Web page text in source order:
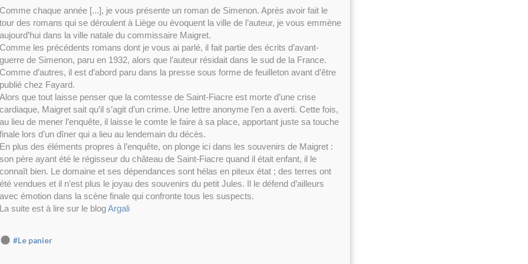
Comme chaque année [...], je vous présente un roman de Simenon. Après avoir fait le
tour des romans qui se déroulent à Liège ou évoquent la ville de l’auteur, je vous emmène
aujourd’hui dans la ville natale du commissaire Maigret.
Comme les précédents romans dont je vous ai parlé, il fait partie des écrits d’avant-
guerre de Simenon, paru en 1932, alors que l’auteur résidait dans le sud de la France.
Comme d’autres, il est d’abord paru dans la presse sous forme de feuilleton avant d’être
publié chez Fayard.
Alors que tout laisse penser que la comtesse de Saint-Fiacre est morte d’une crise
cardiaque, Maigret sait qu’il s’agit d’un crime. Une lettre anonyme l’en a averti. Cette fois,
au lieu de mener l’enquête, il laisse le comte le faire à sa place, apportant juste sa touche
finale lors d’un dîner qui a lieu au lendemain du décès.
En plus des éléments propres à l’enquête, on plonge ici dans les souvenirs de Maigret :
son père ayant été le régisseur du château de Saint-Fiacre quand il était enfant, il le
connaît bien. Le domaine et ses dépendances sont hélas en piteux état ; des terres ont
été vendues et il n’est plus le joyau des souvenirs du petit Jules. Il le défend d’ailleurs
avec émotion dans la scène finale qui confronte tous les suspects.
La suite est à lire sur le blogArgali
#Le panier